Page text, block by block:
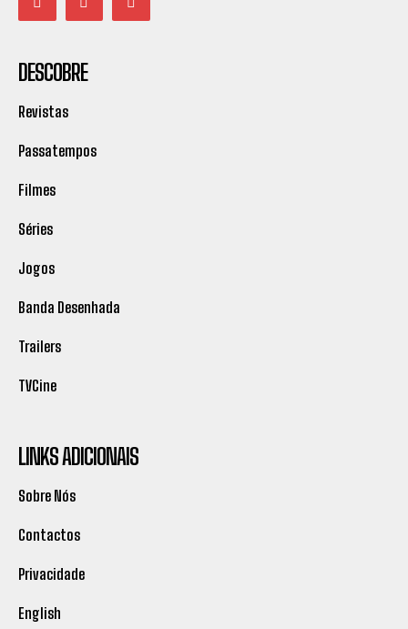
DESCOBRE
Revistas
Passatempos
Filmes
Séries
Jogos
Banda Desenhada
Trailers
TVCine
LINKS ADICIONAIS
Sobre Nós
Contactos
Privacidade
English